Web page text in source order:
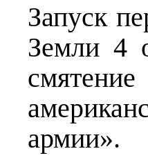
Запуск
Земли 4